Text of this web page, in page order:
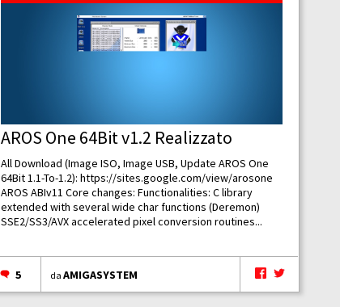
AROS One 64Bit v1.2 Realizzato
All Download (Image ISO, Image USB, Update AROS One
64Bit 1.1-To-1.2): https://sites.google.com/view/arosone
AROS ABIv11 Core changes: Functionalities: C library
extended with several wide char functions (Deremon)
SSE2/SS3/AVX accelerated pixel conversion routines...
5 daAMIGASYSTEM